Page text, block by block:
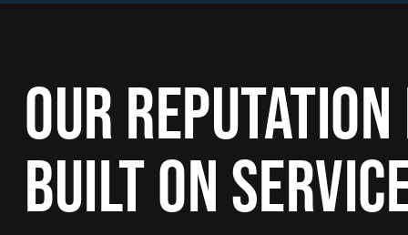
OUR
BUILT ON